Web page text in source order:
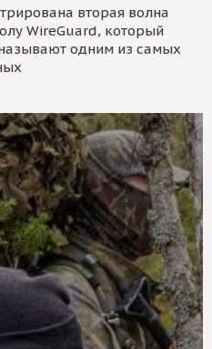
вторая волна
WireGuard, который
одним из самых